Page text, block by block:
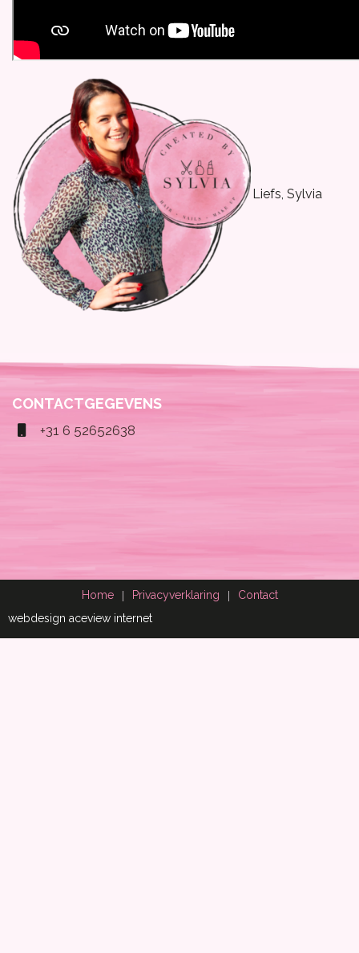
Liefs, Sylvia
CONTACTGEGEVENS
+31 6 52652638
Home Privacyverklaring
Contact
webdesign aceview internet